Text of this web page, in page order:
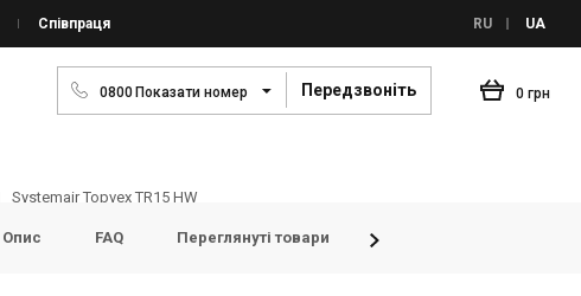
Співпраця RU UA
0800Показати номер Передзвоніть 0 грн
Systemair Topvex TR15 HW
Опис FAQ Переглянуті товари